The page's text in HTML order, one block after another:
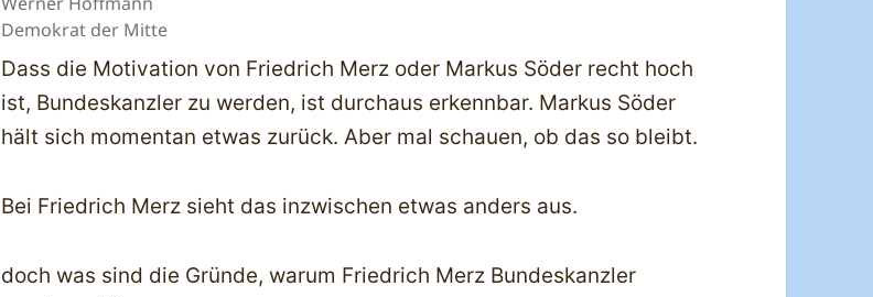
Demokrat der Mitte
Dass die Motivation von Friedrich Merz oder Markus Söder recht hoch
ist, Bundeskanzler zu werden, ist durchaus erkennbar. Markus Söder
hält sich momentan etwas zurück. Aber mal schauen, ob das so bleibt.
Bei Friedrich Merz sieht das inzwischen etwas anders aus.
doch was sind die Gründe, warum Friedrich Merz Bundeskanzler